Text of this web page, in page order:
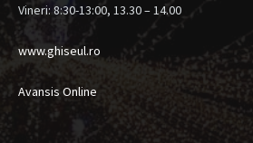
Vineri: 8:30-13:00, 13.30 – 14.00
www.ghiseul.ro
Avansis Online